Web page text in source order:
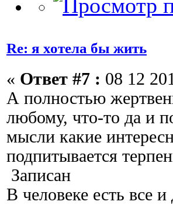
Re: я хотела бы жить
« Ответ #7 : 08 12
А полностью
любому, что-то да и
мысли какие
подпитывается
Записан
В человеке есть все